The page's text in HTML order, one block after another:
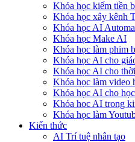
Khóa học kiếm tiền
Khóa học xây kênh
Khóa học AI
Khóa học Make AI
Khóa học làm phim
Khóa học AI cho
Khóa học AI cho
Khóa học làm video
Khóa học AI cho
Khóa hoc AI trong
Khóa học làm
Kiến thức
AI Trí tuệ nhân tạo